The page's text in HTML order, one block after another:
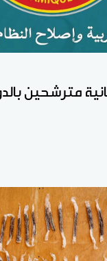
مترشحين